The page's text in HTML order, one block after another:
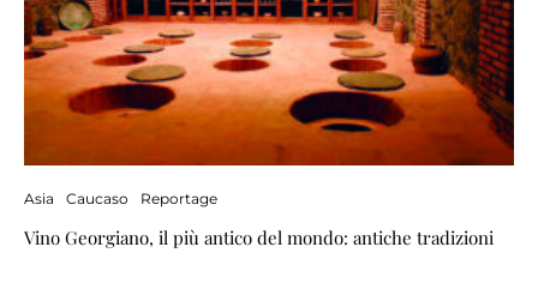
Asia Caucaso Reportage
Vino Georgiano, il più antico del mondo: antiche tradizioni